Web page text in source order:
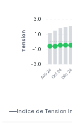
Aoû 24Oct 24Déc
3.0
1.0
-1.0
-3.0
Tension
Indice de Tension